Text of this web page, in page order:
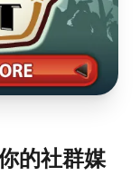
的社群媒